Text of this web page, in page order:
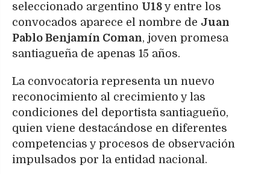
seleccionado argentino U18 y entre los
convocados aparece el nombre de Juan
Pablo Benjamín Coman, joven promesa
santiagueña de apenas 15 años.
La convocatoria representa un nuevo
reconocimiento al crecimiento y las
condiciones del deportista santiagueño,
quien viene destacándose en diferentes
competencias y procesos de observación
impulsados por la entidad nacional.